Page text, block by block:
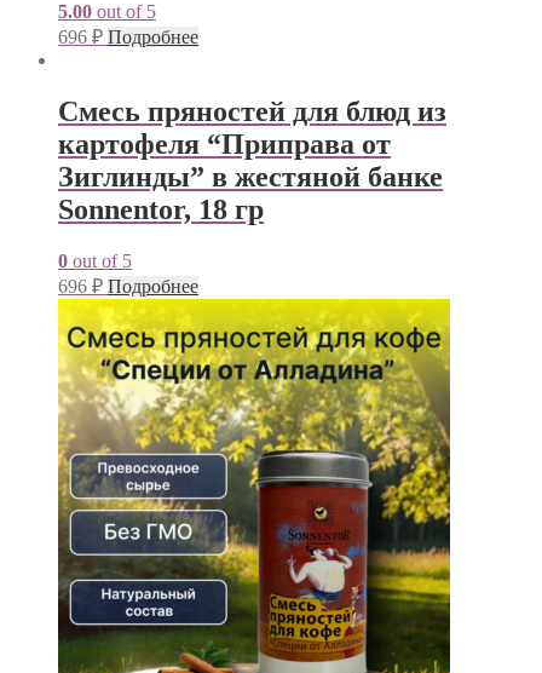
5.00 out of 5
696 ₽ Подробнее
Смесь пряностей для блюд из
картофеля “Приправа от
Зиглинды” в жестяной банке
Sonnentor, 18 гр
0 out of 5
696 ₽ Подробнее